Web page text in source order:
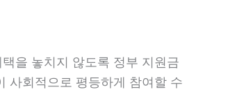
을 놓치지 않도록 정부 지원금
사회적으로 평등하게 참여할 수